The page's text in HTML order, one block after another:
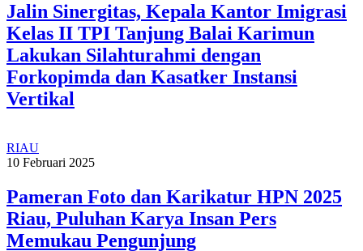
Jalin Sinergitas, Kepala Kantor Imigrasi
Kelas II TPI Tanjung Balai Karimun
Lakukan Silahturahmi dengan
Forkopimda dan Kasatker Instansi
Vertikal
RIAU
10 Februari 2025
Pameran Foto dan Karikatur HPN 2025
Riau, Puluhan Karya Insan Pers
Memukau Pengunjung